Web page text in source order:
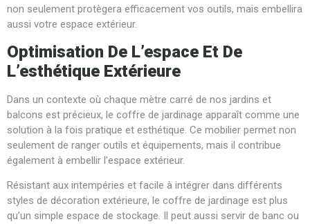
non seulement protègera efficacement vos outils, mais embellira
aussi votre espace extérieur.
Optimisation De L’espace Et De
L’esthétique Extérieure
Dans un contexte où chaque mètre carré de nos jardins et
balcons est précieux, le coffre de jardinage apparaît comme une
solution à la fois pratique et esthétique. Ce mobilier permet non
seulement de ranger outils et équipements, mais il contribue
également à embellir l’espace extérieur.
Résistant aux intempéries et facile à intégrer dans différents
styles de décoration extérieure, le coffre de jardinage est plus
qu’un simple espace de stockage. Il peut aussi servir de banc ou